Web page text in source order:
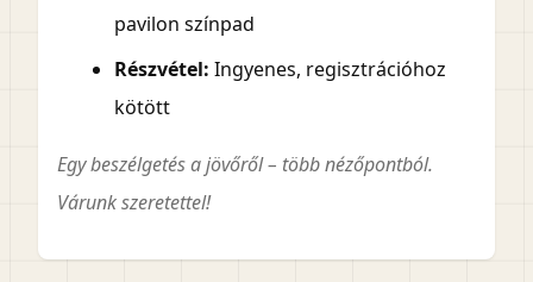
pavilon színpad
Részvétel: Ingyenes, regisztrációhoz
kötött
Egy beszélgetés a jövőről – több nézőpontból.
Várunk szeretettel!